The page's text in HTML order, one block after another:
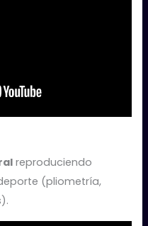
reproduciendo
(pliometría,